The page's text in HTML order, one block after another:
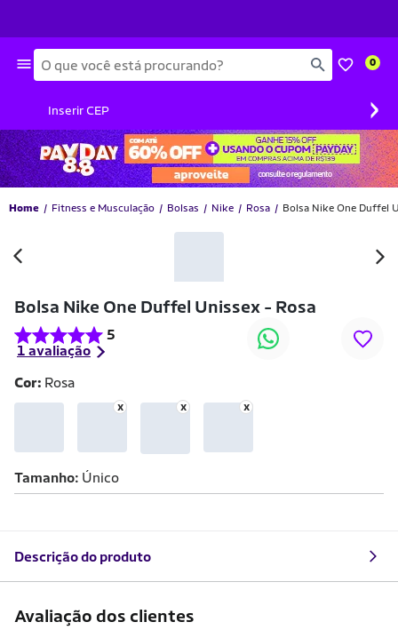
Busca 0
Inserir CEP ›
Home Fitness e Musculação Bolsas Nike Rosa Bolsa Nike One Duffel
Bolsa Nike One Duffel Unissex - Rosa
5
1 avaliação
Cor: Rosa
Tamanho Único
Descrição do produto
Avaliação dos clientes